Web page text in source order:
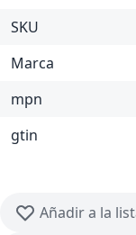
SKU
Marca
mpn
gtin
Añadir a la